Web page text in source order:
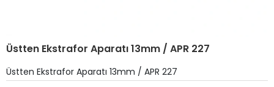
Üstten Ekstrafor Aparatı 13mm / APR 227
Üstten Ekstrafor Aparatı 13mm / APR 227